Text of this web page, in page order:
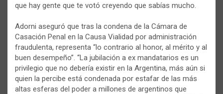
que hay gente que te votó creyendo que sabías mucho.
Adorni aseguró que tras la condena de la Cámara de
Casación Penal en la Causa Vialidad por administración
fraudulenta, representa “lo contrario al honor, al mérito y al
buen desempeño”. “La jubilación a ex mandatarios es un
privilegio que no debería existir en la Argentina, más aún si
quien la percibe está condenada por estafar de las más
altas esferas del poder a millones de argentinos que